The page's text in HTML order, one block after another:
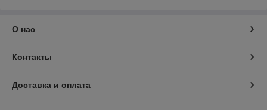
О нас
Контакты
Доставка и оплата